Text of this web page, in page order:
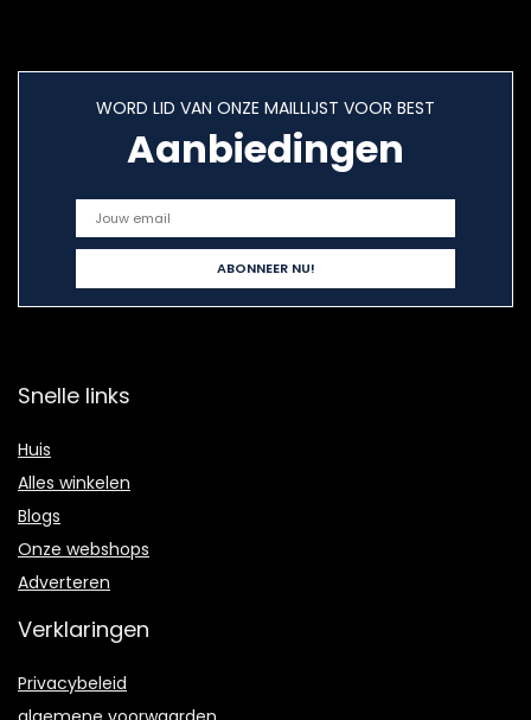
WORD LID VAN ONZE MAILLIJST VOOR BEST
Aanbiedingen
Snelle links
Huis
Alles winkelen
Blogs
Onze webshops
Adverteren
Verklaringen
Privacybeleid